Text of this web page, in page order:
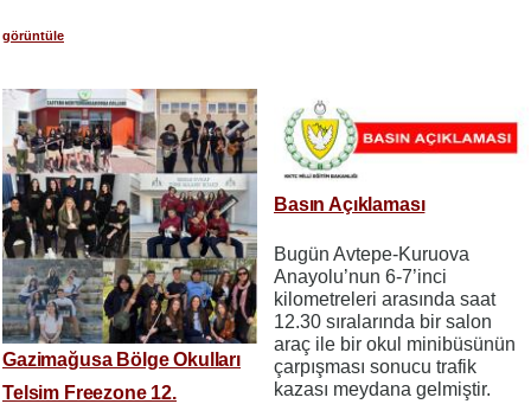
görüntüle
Gazimağusa Bölge Okulları
Telsim Freezone 12.
Basın Açıklaması
Bugün Avtepe-Kuruova
Anayolu’nun 6-7’inci
kilometreleri arasında saat
12.30 sıralarında bir salon
araç ile bir okul minibüsünün
çarpışması sonucu trafik
kazası meydana gelmiştir.